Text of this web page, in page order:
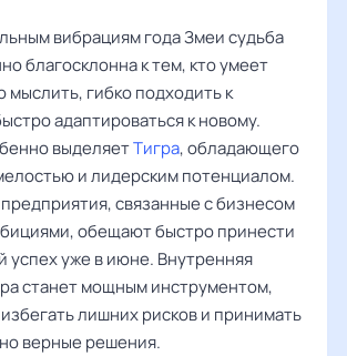
вибрациям года Змеи судьба
благосклонна к тем, кто умеет
мыслить, гибко подходить к
адаптироваться к новому.
выделяетТигра, обладающего
и лидерским потенциалом.
связанные с бизнесом
обещают быстро принести
успех уже в июне. Внутренняя
станет мощным инструментом,
лишних рисков и принимать
верные решения.